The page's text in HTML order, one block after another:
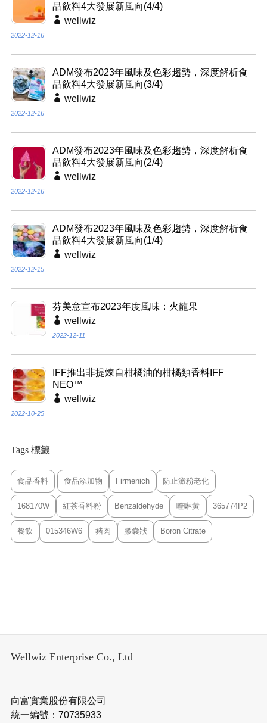
品飲料4大發展新風向(4/4)
wellwiz
2022-12-16
ADM發布2023年風味及色彩趨勢，深度解析食
品飲料4大發展新風向(3/4)
wellwiz
2022-12-16
ADM發布2023年風味及色彩趨勢，深度解析食
品飲料4大發展新風向(2/4)
wellwiz
2022-12-16
ADM發布2023年風味及色彩趨勢，深度解析食
品飲料4大發展新風向(1/4)
wellwiz
2022-12-15
芬美意宣布2023年度風味：火龍果
wellwiz
2022-12-11
IFF推出非提煉自柑橘油的柑橘類香料IFF
NEO™
wellwiz
2022-10-25
Tags 標籤
食品香料 食品添加物 Firmenich 防止澱粉老化
168170W 紅茶香料粉 Benzaldehyde 喹啉黃 365774P2
餐飲 015346W6 豬肉 膠囊狀 Boron Citrate
Wellwiz Enterprise Co., Ltd
向富實業股份有限公司
統一編號：70735933